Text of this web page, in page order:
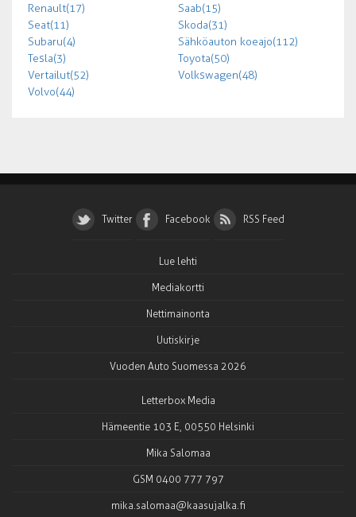
Renault (17)
Saab (15)
Seat (11)
Skoda (31)
Subaru (4)
Sähköauton koeajo (112)
Tesla (3)
Toyota (50)
Vertailut (52)
Volkswagen (48)
Volvo (44)
Twitter Facebook RSS Feed
Lue lehti
Mediakortti
Nettimainonta
Uutiskirje
Vuoden Auto Suomessa 2026
Letterbox Media
Hämeentie 103 E, 00550 Helsinki
Mika Salomaa
GSM 0400 777 797
mika.salomaa@kaasujalka.fi